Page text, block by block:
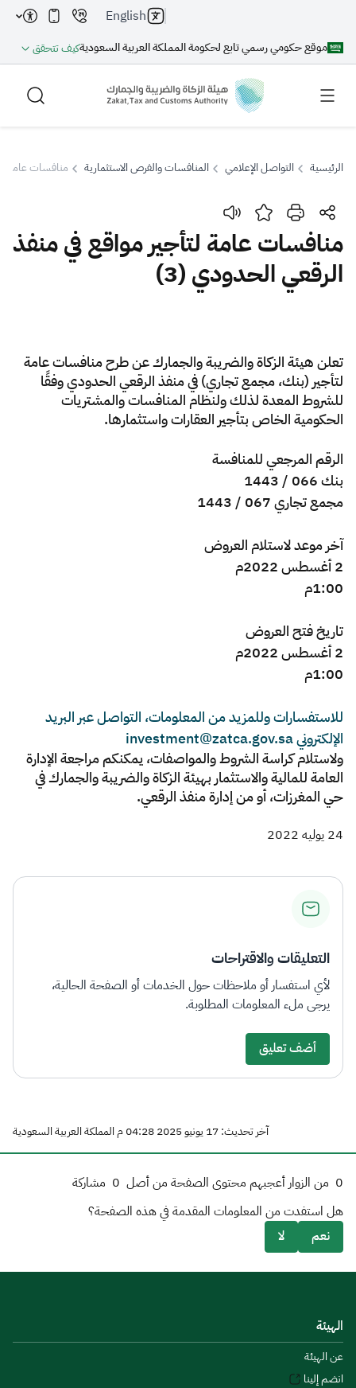
موقع حكومي رسمي تابع لحكومة المملكة العربية السعوديةكيف تتحقق
English
بحث
بحث بحث AI
الزكاة الجمارك
ضريبة القيمة المضافة
الإقرار الضريبي
التصرفات العقارية
الرئيسية التواصل الإعلامي المنافسات والفرص الاستثمارية منافسات عامة
منافسات عامة لتأجير مواقع في منفذ
الرقعي الحدودي (3)
تعلن هيئة الزكاة والضريبة والجمارك عن طرح منافسات عامة
لتأجير (بنك، مجمع تجاري) في منفذ الرقعي الحدودي وفقًا
للشروط المعدة لذلك ولنظام المنافسات والمشتريات
الحكومية الخاص بتأجير العقارات واستثمارها.
الرقم المرجعي للمنافسة
بنك 066 / 1443
مجمع تجاري 067 / 1443
​آخر موعد لاستلام العروض
2 أغسطس 2022م
1:00م
تاريخ فتح العروض
2 أغسطس 2022م
1:00م ​
للاستفسارات وللمزيد من المعلومات، التواصل عبر البريد
الإلكتروني investment@zatca.gov.sa
ولاستلام كراسة الشروط والمواصفات، يمكنكم مراجعة الإدارة
العامة للمالية والاستثمار بهيئة الزكاة والضريبة والجمارك في
حي المغرزات، أو من إدارة منفذ الرقعي.​
24 يوليه 2022
التعليقات والاقتراحات
لأي استفسار أو ملاحظات حول الخدمات أو الصفحة الحالية،
يرجى ملء المعلومات المطلوبة.
أضف تعليق
آخر تحديث: 17 يونيو 2025 04:28 م المملكة العربية السعودية
0 من الزوار أعجبهم محتوى الصفحة من أصل 0 مشاركة
هل استفدت من المعلومات المقدمة في هذه الصفحة؟
نعم
لا
الهيئة
عن الهيئة
انضم إلينا